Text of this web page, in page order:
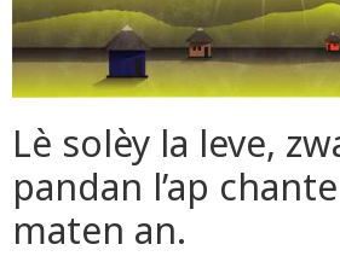
Lè solèy la leve,
pandan l’ap
maten an.